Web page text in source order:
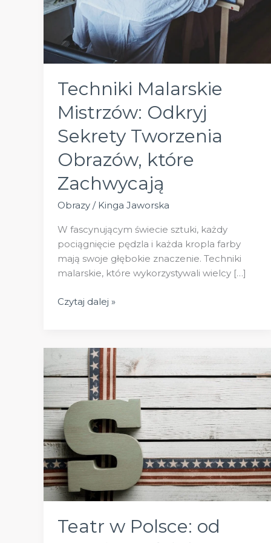
Techniki Malarskie
Mistrzów: Odkryj
Sekrety Tworzenia
Obrazów, które
Zachwycają
Obrazy/ Kinga Jaworska
W fascynującym świecie sztuki, każdy
pociągnięcie pędzla i każda kropla farby
mają swoje głębokie znaczenie. Techniki
malarskie, które wykorzystywali wielcy […]
Techniki
Sekrety
Tworzenia
Obrazów,
które
Zachwycają
Czytaj dalej »
Teatr w Polsce: od